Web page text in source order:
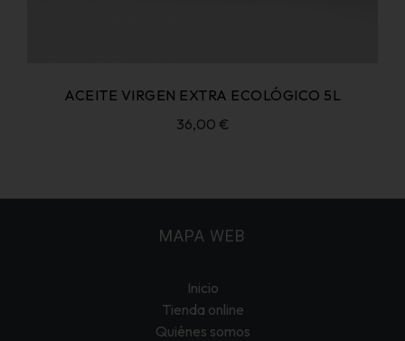
ACEITE VIRGEN EXTRA ECOLÓGICO 5L
36,00 €
MAPA WEB
Inicio
Tienda online
Quiénes somos